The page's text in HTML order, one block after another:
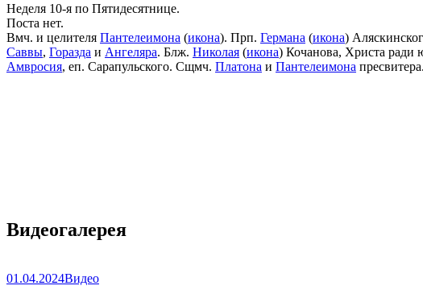
Неделя 10-я по Пятидесятнице.
Поста нет.
Вмч. и целителя Пантелеимона (икона). Прп. Германа (икона)
Саввы, Горазда и Ангеляра. Блж. Николая (икона) Кочанова, Христа ради
Амвросия, еп. Сарапульского. Сщмч. Платона и Пантелеимона
Видеогалерея
01.04.2024Видео